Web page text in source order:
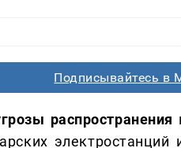
Подписывайтесь в
распространения